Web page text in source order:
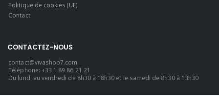
Politique de cookies (UE)
Contact
CONTACTEZ-NOUS
contact@vivashop7.com
Téléphone: +33 1 89 86 21 21
Du lundi au vendredi de 8h30 à 18h30 et le samedi de 8h30 à 13h30